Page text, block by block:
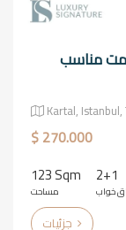
مناسب
Kartal,
$ 270.000
123 Sqm
مساحت
2+1
خواب